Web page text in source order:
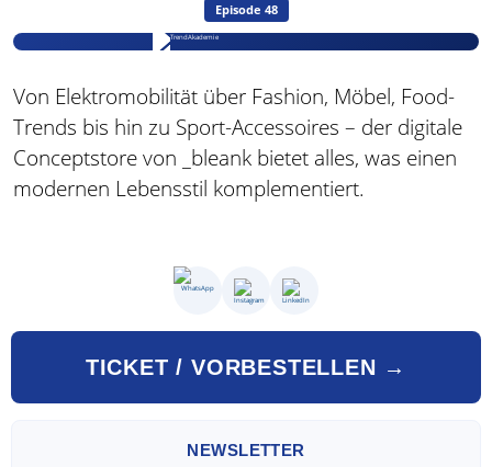
Episode 48
Von Elektromobilität über Fashion, Möbel, Food-
Trends bis hin zu Sport-Accessoires – der digitale
Conceptstore von _bleank bietet alles, was einen
modernen Lebensstil komplementiert.
TICKET / VORBESTELLEN →
NEWSLETTER